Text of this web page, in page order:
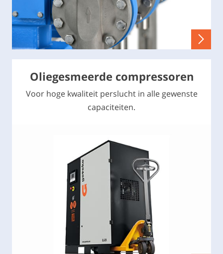
Oliegesmeerde compressoren
Voor hoge kwaliteit perslucht in alle gewenste
capaciteiten.